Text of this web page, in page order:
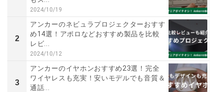
2024/10/19
2
アンカーのネビュラプロジェクターおすす
め14選！アポロなどおすすめ製品を比較
レビ...
2024/10/12
3
アンカーのイヤホンおすすめ23選！完全
ワイヤレスも充実！安いモデルでも音質＆
通話...